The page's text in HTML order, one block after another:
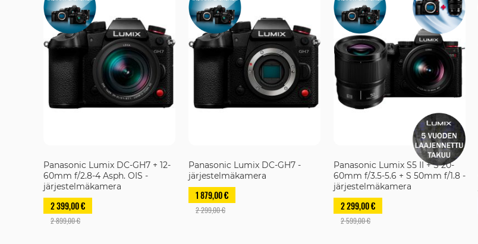
Panasonic Lumix DC-GH7 + 12-
60mm f/2.8-4 Asph. OIS -
järjestelmäkamera
2 399,00 €
2 899,00 €
Panasonic Lumix DC-GH7 -
järjestelmäkamera
1 879,00 €
2 299,00 €
Panasonic Lumix S5 II + S 20-
60mm f/3.5-5.6 + S 50mm f/1.8 -
järjestelmäkamera
2 299,00 €
2 599,00 €